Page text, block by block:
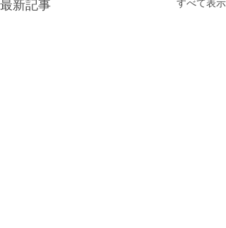
最新記事 すべて表示